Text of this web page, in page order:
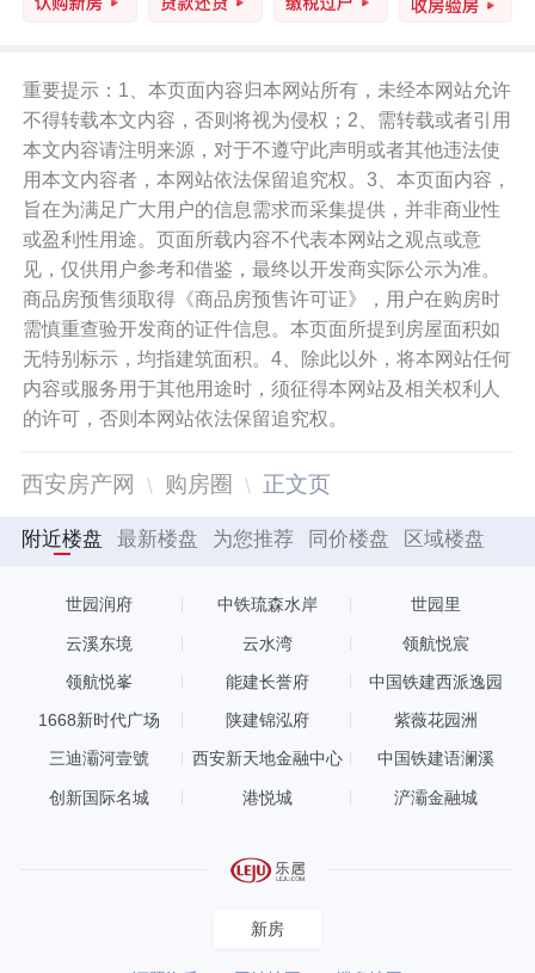
重要提示：1、本页面内容归本网站所有，未经本网站允许
不得转载本文内容，否则将视为侵权；2、需转载或者引用
本文内容请注明来源，对于不遵守此声明或者其他违法使
用本文内容者，本网站依法保留追究权。3、本页面内容，
旨在为满足广大用户的信息需求而采集提供，并非商业性
或盈利性用途。页面所载内容不代表本网站之观点或意
见，仅供用户参考和借鉴，最终以开发商实际公示为准。
商品房预售须取得《商品房预售许可证》，用户在购房时
需慎重查验开发商的证件信息。本页面所提到房屋面积如
无特别标示，均指建筑面积。4、除此以外，将本网站任何
内容或服务用于其他用途时，须征得本网站及相关权利人
的许可，否则本网站依法保留追究权。
西安房产网 购房圈 正文页
附近楼盘 最新楼盘 为您推荐 同价楼盘 区域楼盘
世园润府 中铁琉森水岸 世园里
云溪东境 云水湾 领航悦宸
领航悦峯 能建长誉府 中国铁建西派逸园
1668新时代广场 陕建锦泓府 紫薇花园洲
三迪灞河壹號 西安新天地金融中心 中国铁建语澜溪
创新国际名城 港悦城 浐灞金融城
新房